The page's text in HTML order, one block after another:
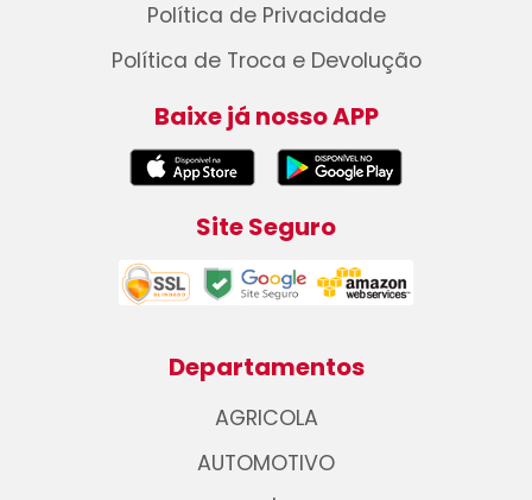
Política de Privacidade
Política de Troca e Devolução
Baixe já nosso APP
Site Seguro
Departamentos
AGRICOLA
AUTOMOTIVO